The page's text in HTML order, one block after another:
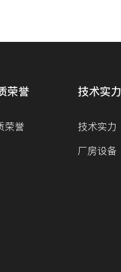
荣誉
荣誉
技术实力
技术实力
厂房设备